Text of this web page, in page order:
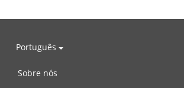
Português
Sobre nós